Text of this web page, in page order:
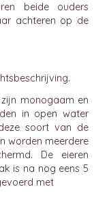
beide ouders
achteren op de
monogaam en
in open water
soort van de
worden meerdere
De eieren
is na nog eens 5
met